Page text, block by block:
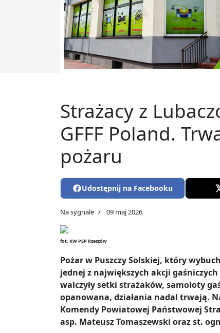
Strażacy z
GFFF Poland.
pożaru
Udostępnij na Facebooku
Na sygnale 09 maj 2026
fot. KW PSP Rzeszów
Pożar w Puszczy Solskiej, który
jednej z największych akcji
walczyły setki strażaków, samoloty
opanowana, działania nadal trwają.
Komendy Powiatowej Państwowej
asp. Mateusz Tomaszewski oraz st.